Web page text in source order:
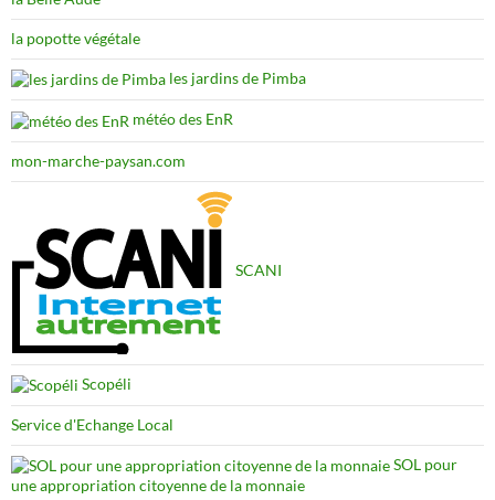
la popotte végétale
les jardins de Pimba
météo des EnR
mon-marche-paysan.com
SCANI
Scopéli
Service d'Echange Local
SOL pour
une appropriation citoyenne de la monnaie